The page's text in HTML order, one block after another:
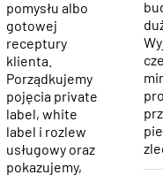
pomysłu albo
gotowej
receptury
klienta.
Porządkujemy
pojęcia private
label, white
label i rozlew
usługowy oraz
pokazujemy,